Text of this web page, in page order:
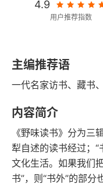
4.9
用户推荐指数
201千字
字数
主编推荐语
一代名家访书、藏书
内容简介
《野味读书》分为三
犁自述的读书经过；
文化生活。如果我们
书”，则“书外”的部